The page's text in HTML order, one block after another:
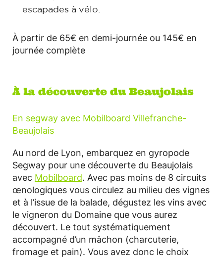
escapades à vélo.
À partir de 65€ en demi-journée ou 145€ en
journée complète
À la découverte du Beaujolais
En segway avec Mobilboard Villefranche-
Beaujolais
Au nord de Lyon, embarquez en gyropode
Segway pour une découverte du Beaujolais
avec Mobilboard. Avec pas moins de 8 circuits
œnologiques vous circulez au milieu des vignes
et à l’issue de la balade, dégustez les vins avec
le vigneron du Domaine que vous aurez
découvert. Le tout systématiquement
accompagné d’un mâchon (charcuterie,
fromage et pain). Vous avez donc le choix